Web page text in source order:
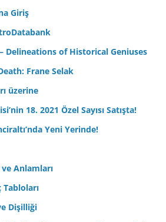
Giriş
– Delineations of Historical Geniuses
Frane Selak
üzerine
18. 2021 Özel Sayısı Satışta!
Yeni Yerinde!
ve Anlamları
Dişilliği